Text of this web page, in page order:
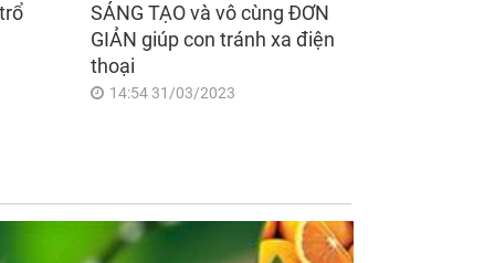
SÁNG TẠO và vô cùng ĐƠN
GIẢN giúp con tránh xa điện
thoại
14:54 31/03/2023